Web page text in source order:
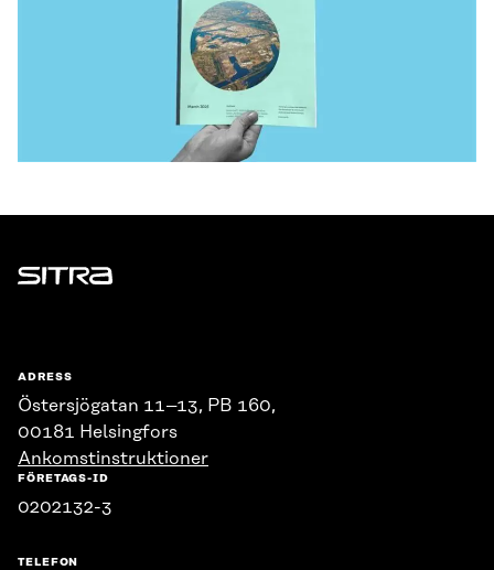
Sitra
ADRESS
Östersjögatan 11–13, PB 160,
00181 Helsingfors
Ankomstinstruktioner
FÖRETAGS-ID
0202132-3
TELEFON